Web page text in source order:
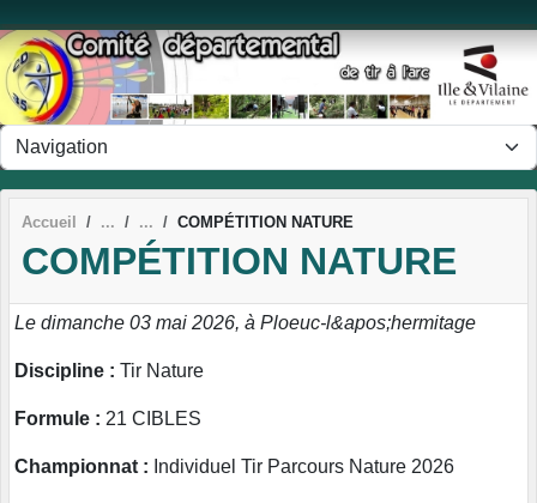
Accueil COMPÉTITION NATURE
COMPÉTITION NATURE
Le dimanche 03 mai 2026, à Ploeuc-l&apos;hermitage
Discipline : Tir Nature
Formule : 21 CIBLES
Championnat : Individuel Tir Parcours Nature 2026